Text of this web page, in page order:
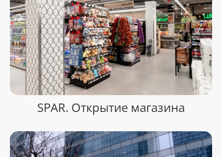
SPAR. Открытие магазина